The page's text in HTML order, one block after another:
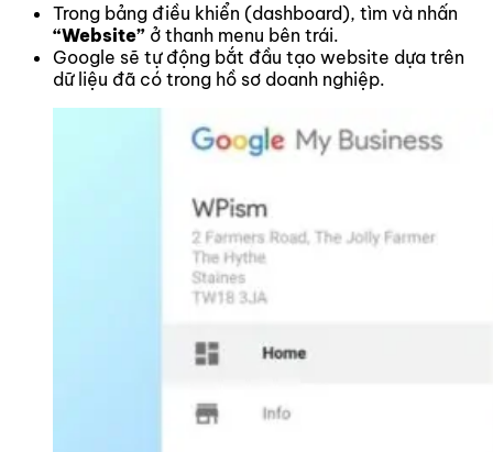
Trong bảng điều khiển (dashboard), tìm và nhấn
“Website” ở thanh menu bên trái.
Google sẽ tự động bắt đầu tạo website dựa trên
dữ liệu đã có trong hồ sơ doanh nghiệp.